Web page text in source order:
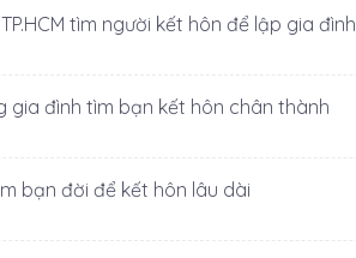
tìm người kết hôn để lập gia đình
gia đình tìm bạn kết hôn chân thành
bạn đời để kết hôn lâu dài